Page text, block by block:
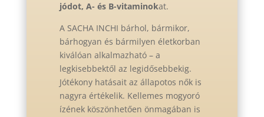
jódot, A- és B-vitaminokat.
A SACHA INCHI bárhol, bármikor,
bárhogyan és bármilyen életkorban
kiválóan alkalmazható – a
legkisebbektől az legidősebbekig.
Jótékony hatásait az állapotos nők is
nagyra értékelik. Kellemes mogyoró
ízének köszönhetően önmagában is